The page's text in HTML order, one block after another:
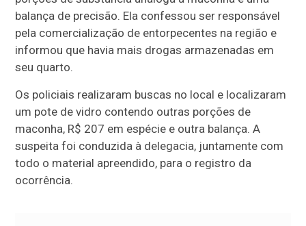
balança de precisão. Ela confessou ser responsável
pela comercialização de entorpecentes na região e
informou que havia mais drogas armazenadas em
seu quarto.
Os policiais realizaram buscas no local e localizaram
um pote de vidro contendo outras porções de
maconha, R$ 207 em espécie e outra balança. A
suspeita foi conduzida à delegacia, juntamente com
todo o material apreendido, para o registro da
ocorrência.